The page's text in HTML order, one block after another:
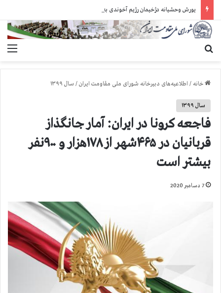
خانه / اطلاعیه‌های دبیرخانه شورای ملی مقاومت ایران/ سال ۱۳۹۹
سال ۱۳۹۹
فاجعه کرونا در ایران: آمار جانگذاز
قربانیان در ۴۶۵شهر از ۱۷۸هزار و ۹۰۰نفر
بیشتر است
7 دسامبر 2020